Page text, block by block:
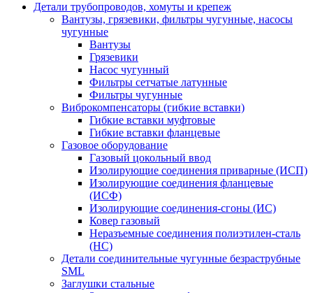
Детали трубопроводов, хомуты и крепеж
Вантузы, грязевики, фильтры чугунные, насосы
чугунные
Вантузы
Грязевики
Насос чугунный
Фильтры сетчатые латунные
Фильтры чугунные
Виброкомпенсаторы (гибкие вставки)
Гибкие вставки муфтовые
Гибкие вставки фланцевые
Газовое оборудование
Газовый цокольный ввод
Изолирующие соединения приварные (ИСП)
Изолирующие соединения фланцевые
(ИСФ)
Изолирующие соединения-сгоны (ИС)
Ковер газовый
Неразъемные соединения полиэтилен-сталь
(НС)
Детали соединительные чугунные безраструбные
SML
Заглушки стальные